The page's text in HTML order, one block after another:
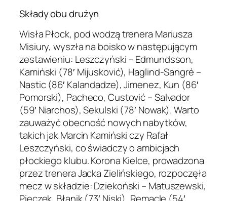
Składy obu drużyn
Wisła Płock, pod wodzą trenera Mariusza
Misiury, wyszła na boisko w następującym
zestawieniu: Leszczyński – Edmundsson,
Kamiński (78′ Mijusković), Haglind-Sangré –
Nastic (86′ Kalandadze), Jimenez, Kun (86′
Pomorski), Pacheco, Custović – Salvador
(59′ Niarchos), Sekulski (78′ Nowak). Warto
zauważyć obecność nowych nabytków,
takich jak Marcin Kamiński czy Rafał
Leszczyński, co świadczy o ambicjach
płockiego klubu. Korona Kielce, prowadzona
przez trenera Jacka Zielińskiego, rozpoczęła
mecz w składzie: Dziekoński – Matuszewski,